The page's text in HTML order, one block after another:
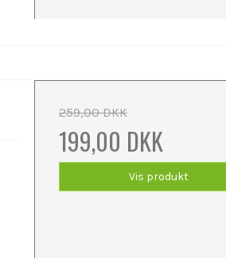
259,00 DKK
199,00 DKK
Vis produkt